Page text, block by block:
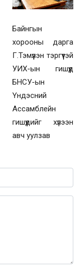
Байнгын
хорооны дарга
Г.Тэмүүлэн тэргүүтэй
УИХ-ын гишүүд
БНСУ-ын
Үндэсний
Ассамблейн
гишүүдийг хүлээн
авч уулзав